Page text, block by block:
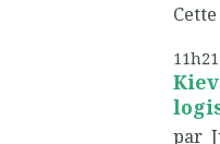
11h21
par